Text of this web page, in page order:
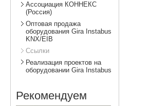
Ассоциация КОННЕКС
(Россия)
Оптовая продажа
оборудования Gira Instabus
KNX/EIB
Ссылки
Реализация проектов на
оборудовании Gira Instabus
Рекомендуем